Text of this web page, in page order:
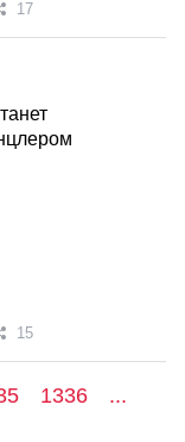
17
15
1336
...